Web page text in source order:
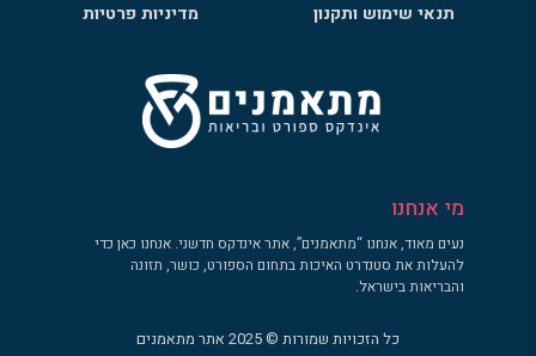
תנאי שימוש ותקנון
מדיניות פרטיות
מי אנחנו
נעים מאוד, אנחנו “מתאמנים”, אתר אינדקס חדשני. אנחנו כאן כדי
להעלות את סטנדרט האיכות בתחום הספורט, כושר, תזונה
והבריאות בישראל.
כל הזכויות שמורות © 2025 אתר מתאמנים